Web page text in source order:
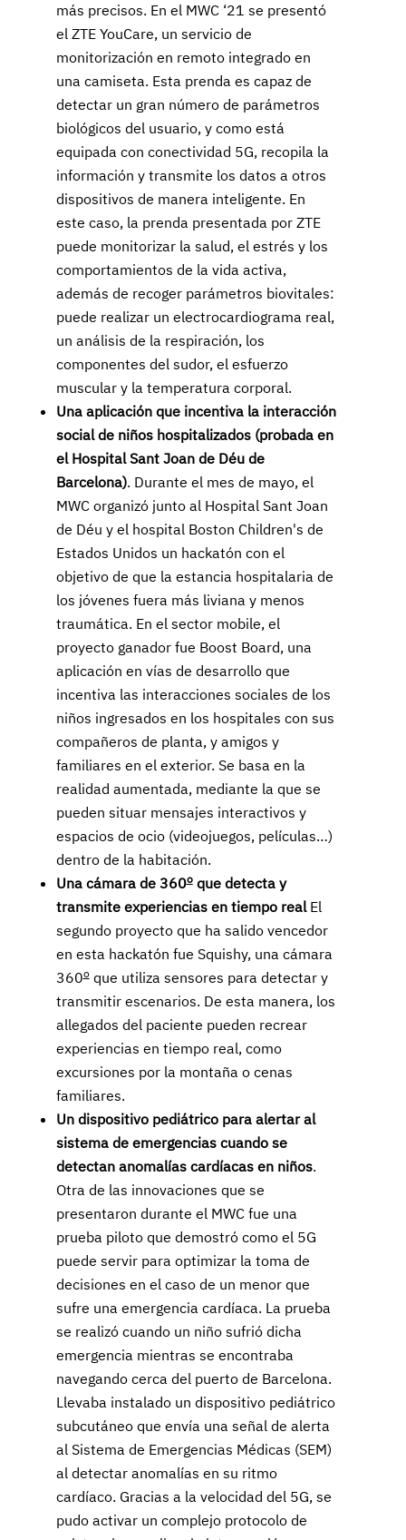
más precisos. En el MWC ‘21 se presentó
el ZTE YouCare, un servicio de
monitorización en remoto integrado en
una camiseta. Esta prenda es capaz de
detectar un gran número de parámetros
biológicos del usuario, y como está
equipada con conectividad 5G, recopila la
información y transmite los datos a otros
dispositivos de manera inteligente. En
este caso, la prenda presentada por ZTE
puede monitorizar la salud, el estrés y los
comportamientos de la vida activa,
además de recoger parámetros biovitales:
puede realizar un electrocardiograma real,
un análisis de la respiración, los
componentes del sudor, el esfuerzo
muscular y la temperatura corporal.
Una aplicación que incentiva la interacción
social de niños hospitalizados (probada en
el Hospital Sant Joan de Déu de
Barcelona). Durante el mes de mayo, el
MWC organizó junto al Hospital Sant Joan
de Déu y el hospital Boston Children's de
Estados Unidos un hackatón con el
objetivo de que la estancia hospitalaria de
los jóvenes fuera más liviana y menos
traumática. En el sector mobile, el
proyecto ganador fue Boost Board, una
aplicación en vías de desarrollo que
incentiva las interacciones sociales de los
niños ingresados en los hospitales con sus
compañeros de planta, y amigos y
familiares en el exterior. Se basa en la
realidad aumentada, mediante la que se
pueden situar mensajes interactivos y
espacios de ocio (videojuegos, películas…)
dentro de la habitación.
Una cámara de 360oque detecta y
transmite experiencias en tiempo realEl
segundo proyecto que ha salido vencedor
en esta hackatón fue Squishy, una cámara
360oque utiliza sensores para detectar y
transmitir escenarios. De esta manera, los
allegados del paciente pueden recrear
experiencias en tiempo real, como
excursiones por la montaña o cenas
familiares.
Un dispositivo pediátrico para alertar al
sistema de emergencias cuando se
detectan anomalías cardíacas en niños.
Otra de las innovaciones que se
presentaron durante el MWC fue una
prueba piloto que demostró como el 5G
puede servir para optimizar la toma de
decisiones en el caso de un menor que
sufre una emergencia cardíaca. La prueba
se realizó cuando un niño sufrió dicha
emergencia mientras se encontraba
navegando cerca del puerto de Barcelona.
Llevaba instalado un dispositivo pediátrico
subcutáneo que envía una señal de alerta
al Sistema de Emergencias Médicas (SEM)
al detectar anomalías en su ritmo
cardíaco. Gracias a la velocidad del 5G, se
pudo activar un complejo protocolo de